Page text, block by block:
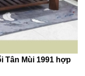
Tân Mùi 1991 hợp